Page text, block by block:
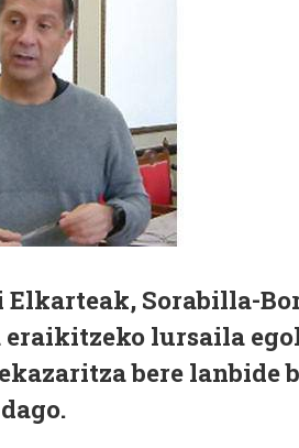
Elkarteak, Sorabilla-
eraikitzeko lursaila
bere lanbide